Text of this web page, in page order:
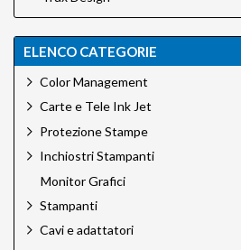
ELENCO CATEGORIE
Color Management
Carte e Tele Ink Jet
Protezione Stampe
Inchiostri Stampanti
Monitor Grafici
Stampanti
Cavi e adattatori